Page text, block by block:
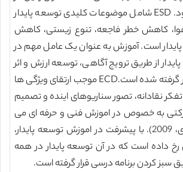
ریو در سال 1992 بود. ESD شامل موضوعات کلیدی توسعه پایدار
کاهش خطر فاجعه، تنوع زیستی، کاهش
است. آموزش به عنوان یک عامل مهم در
از طریق ترویج آگاهی، توسعه ارزش و اثر
گذاری بر رفتار در نظر گرفته شده است.ECD موجب ارتقای ویژگی ها
نقادانه، تصور سناریوهای اینده و تصمیم
به خصوص در اموزش فنی و حرفه ای می
شود( مولا و تیلبوری، 2009). با پیشرفت در اموزش توسعه پایدار،
داده است که در آن توسعه پایدار در همه
سبز کردن برنامه درسی قرار گرفته است.